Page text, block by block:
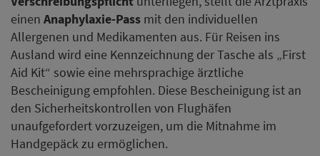
einen Anaphylaxie-Pass mit den individuellen
Allergenen und Medikamenten aus. Für Reisen ins
Ausland wird eine Kennzeichnung der Tasche als „First
Aid Kit“ sowie eine mehrsprachige ärztliche
Bescheinigung empfohlen. Diese Bescheinigung ist an
den Sicherheitskontrollen von Flughäfen
unaufgefordert vorzuzeigen, um die Mitnahme im
Handgepäck zu ermöglichen.